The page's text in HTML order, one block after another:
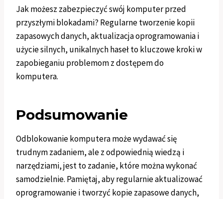
Jak możesz zabezpieczyć swój komputer przed
przyszłymi blokadami? Regularne tworzenie kopii
zapasowych danych, aktualizacja oprogramowania i
użycie silnych, unikalnych haseł to kluczowe kroki w
zapobieganiu problemom z dostępem do
komputera.
Podsumowanie
Odblokowanie komputera może wydawać się
trudnym zadaniem, ale z odpowiednią wiedzą i
narzędziami, jest to zadanie, które można wykonać
samodzielnie. Pamiętaj, aby regularnie aktualizować
oprogramowanie i tworzyć kopie zapasowe danych,